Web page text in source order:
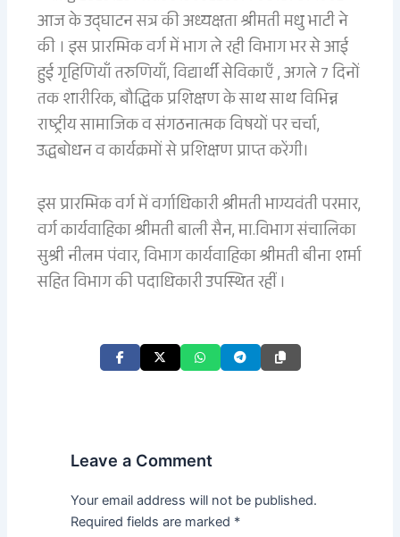
आज के उद्घाटन सत्र की अध्यक्षता श्रीमती मधु भाटी ने
की । इस प्रारम्भिक वर्ग में भाग ले रही विभाग भर से आई
हुई गृहिणियाँ तरुणियाँ, विद्यार्थी सेविकाएँ , अगले 7 दिनों
तक शारीरिक, बौद्धिक प्रशिक्षण के साथ साथ विभिन्न
राष्ट्रीय सामाजिक व संगठनात्मक विषयों पर चर्चा,
उद्धबोधन व कार्यक्रमों से प्रशिक्षण प्राप्त करेंगी।
इस प्रारम्भिक वर्ग में वर्गाधिकारी श्रीमती भाग्यवंती परमार,
वर्ग कार्यवाहिका श्रीमती बाली सैन, मा.विभाग संचालिका
सुश्री नीलम पंवार, विभाग कार्यवाहिका श्रीमती बीना शर्मा
सहित विभाग की पदाधिकारी उपस्थित रहीं ।
Leave a Comment
Your email address will not be published.
Required fields are marked *